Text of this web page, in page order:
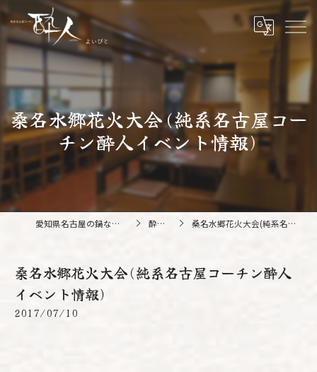
桑名水郷花火大会(純系名古屋コー
チン酔人イベント情報)
愛知県名古屋の鍋なら純系名古屋コーチン 酔人 酔人ブログ 桑名水郷花火大会(純系名古屋コーチン酔人イベント情報)
桑名水郷花火大会(純系名古屋コーチン酔人
イベント情報)
2017/07/10